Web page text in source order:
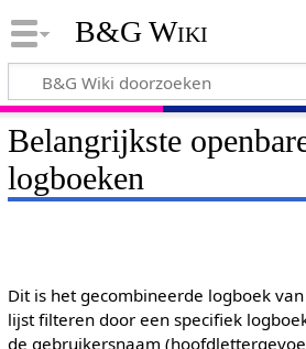
B&G Wiki
Belangrijkste
logboeken
Dit is het gecombineerde logboek
lijst filteren door een specifiek
de gebruikersnaam